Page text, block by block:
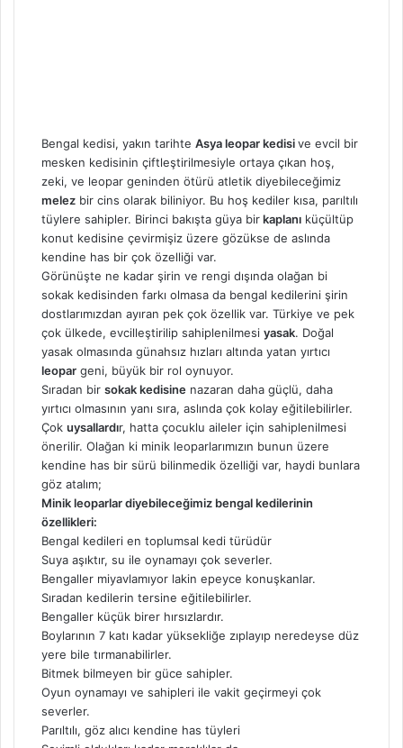
Bengal kedisi, yakın tarihte Asya leopar kedisive evcil bir
mesken kedisinin çiftleştirilmesiyle ortaya çıkan hoş,
zeki, ve leopar geninden ötürü atletik diyebileceğimiz
melez bir cins olarak biliniyor. Bu hoş kediler kısa, parıltılı
tüylere sahipler. Birinci bakışta güya birkaplanı küçültüp
konut kedisine çevirmişiz üzere gözükse de aslında
kendine has bir çok özelliği var.
Görünüşte ne kadar şirin ve rengi dışında olağan bi
sokak kedisinden farkı olmasa da bengal kedilerini şirin
dostlarımızdan ayıran pek çok özellik var. Türkiye ve pek
çok ülkede, evcilleştirilip sahiplenilmesi yasak. Doğal
yasak olmasında günahsız hızları altında yatan yırtıcı
leopar geni, büyük bir rol oynuyor.
Sıradan bir sokak kedisine nazaran daha güçlü, daha
yırtıcı olmasının yanı sıra, aslında çok kolay eğitilebilirler.
Çok uysallardır, hatta çocuklu aileler için sahiplenilmesi
önerilir. Olağan ki minik leoparlarımızın bunun üzere
kendine has bir sürü bilinmedik özelliği var, haydi bunlara
göz atalım;
Minik leoparlar diyebileceğimiz bengal kedilerinin
özellikleri:
Bengal kedileri en toplumsal kedi türüdür
Suya aşıktır, su ile oynamayı çok severler.
Bengaller miyavlamıyor lakin epeyce konuşkanlar.
Sıradan kedilerin tersine eğitilebilirler.
Bengaller küçük birer hırsızlardır.
Boylarının 7 katı kadar yüksekliğe zıplayıp neredeyse düz
yere bile tırmanabilirler.
Bitmek bilmeyen bir güce sahipler.
Oyun oynamayı ve sahipleri ile vakit geçirmeyi çok
severler.
Parıltılı, göz alıcı kendine has tüyleri